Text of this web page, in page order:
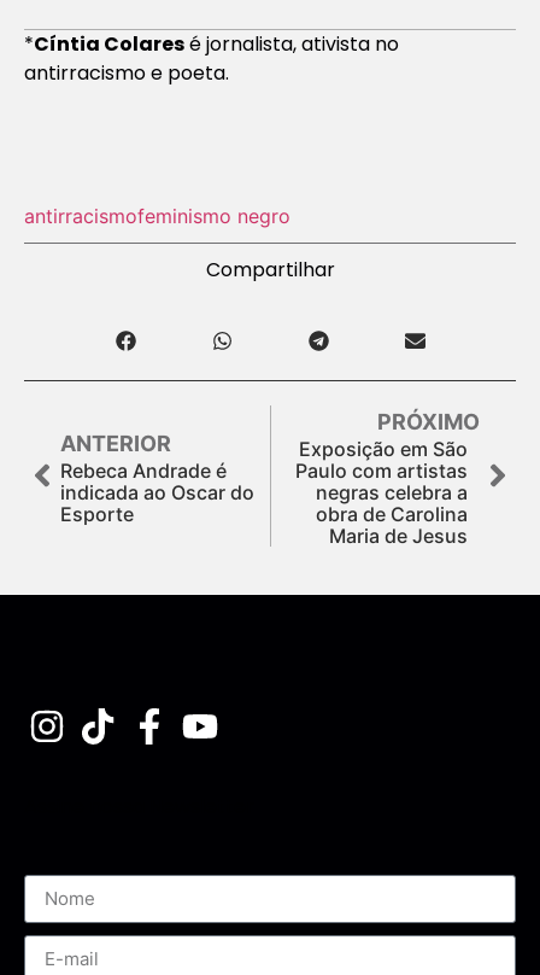
*Cíntia Colaresé jornalista, ativista no
antirracismo e poeta.
antirracismofeminismo negro
Compartilhar
ANTERIOR
Rebeca Andrade é
indicada ao Oscar do
Esporte
PRÓXIMO
Exposição em São
Paulo com artistas
negras celebra a
obra de Carolina
Maria de Jesus